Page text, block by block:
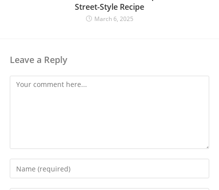
Street-Style Recipe
March 6, 2025
Leave a Reply